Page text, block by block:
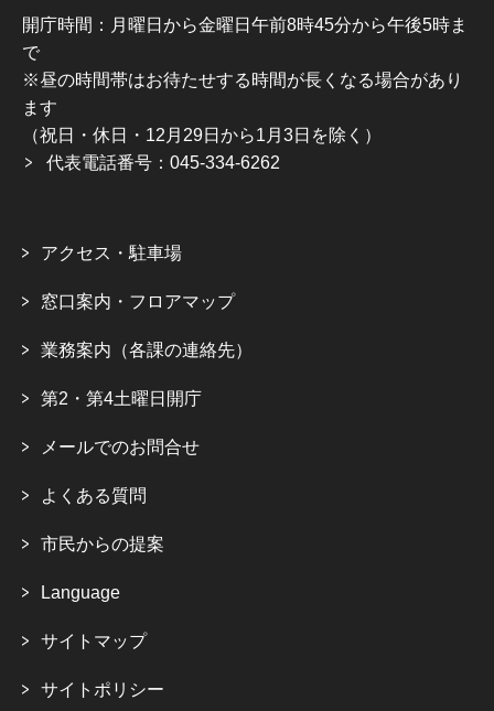
開庁時間：月曜日から金曜日午前8時45分から午後5時ま
で
※昼の時間帯はお待たせする時間が長くなる場合があり
ます
（祝日・休日・12月29日から1月3日を除く）
代表電話番号：045-334-6262
アクセス・駐車場
窓口案内・フロアマップ
業務案内（各課の連絡先）
第2・第4土曜日開庁
メールでのお問合せ
よくある質問
市民からの提案
Language
サイトマップ
サイトポリシー